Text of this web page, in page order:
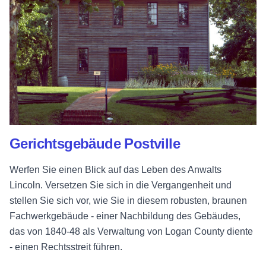
Gerichtsgebäude Postville
Werfen Sie einen Blick auf das Leben des Anwalts
Lincoln. Versetzen Sie sich in die Vergangenheit und
stellen Sie sich vor, wie Sie in diesem robusten, braunen
Fachwerkgebäude - einer Nachbildung des Gebäudes,
das von 1840-48 als Verwaltung von Logan County diente
- einen Rechtsstreit führen.